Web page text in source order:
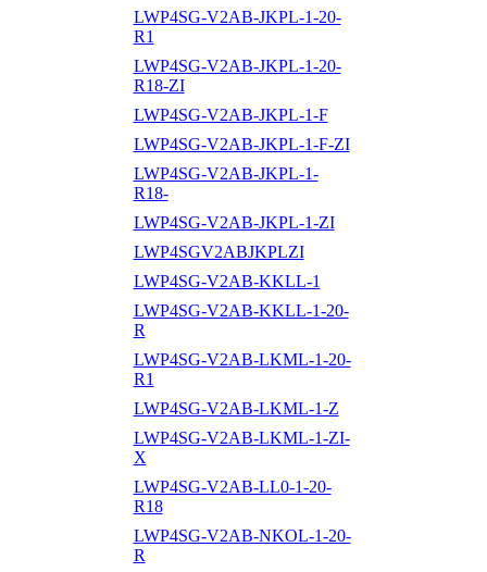
LWP4SG-V2AB-JKPL-1-20-
R1
LWP4SG-V2AB-JKPL-1-20-
R18-ZI
LWP4SG-V2AB-JKPL-1-F
LWP4SG-V2AB-JKPL-1-F-ZI
LWP4SG-V2AB-JKPL-1-
R18-
LWP4SG-V2AB-JKPL-1-ZI
LWP4SGV2ABJKPLZI
LWP4SG-V2AB-KKLL-1
LWP4SG-V2AB-KKLL-1-20-
R
LWP4SG-V2AB-LKML-1-20-
R1
LWP4SG-V2AB-LKML-1-Z
LWP4SG-V2AB-LKML-1-ZI-
X
LWP4SG-V2AB-LL0-1-20-
R18
LWP4SG-V2AB-NKOL-1-20-
R